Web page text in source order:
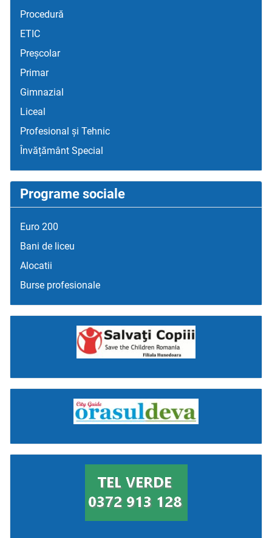
Procedură
ETIC
Preșcolar
Primar
Gimnazial
Liceal
Profesional și Tehnic
Învățământ Special
Programe sociale
Euro 200
Bani de liceu
Alocatii
Burse profesionale